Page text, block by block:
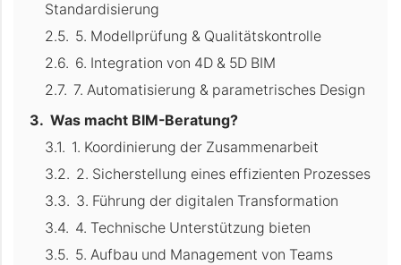
Standardisierung
5. Modellprüfung & Qualitätskontrolle
6. Integration von 4D & 5D BIM
7. Automatisierung & parametrisches Design
Was macht BIM-Beratung?
1. Koordinierung der Zusammenarbeit
2. Sicherstellung eines effizienten Prozesses
3. Führung der digitalen Transformation
4. Technische Unterstützung bieten
5. Aufbau und Management von Teams